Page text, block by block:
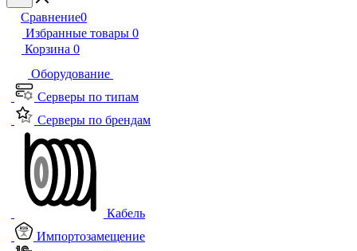
Сравнение0
Избранные товары 0
Корзина 0
Оборудование
Серверы по типам
Серверы по брендам
Кабель
Импортозамещение